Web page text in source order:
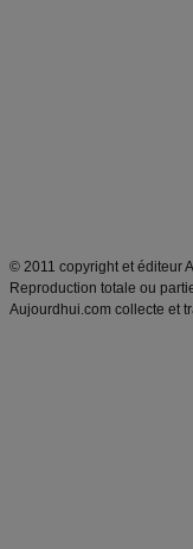
© 2011 copyright et éditeur
Reproduction totale ou
Aujourdhui.com collecte et